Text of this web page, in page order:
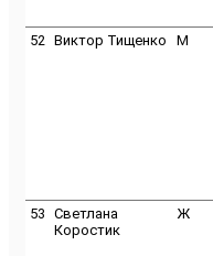
52 Виктор Тищенко M
53 Светлана
Коростик
Ж